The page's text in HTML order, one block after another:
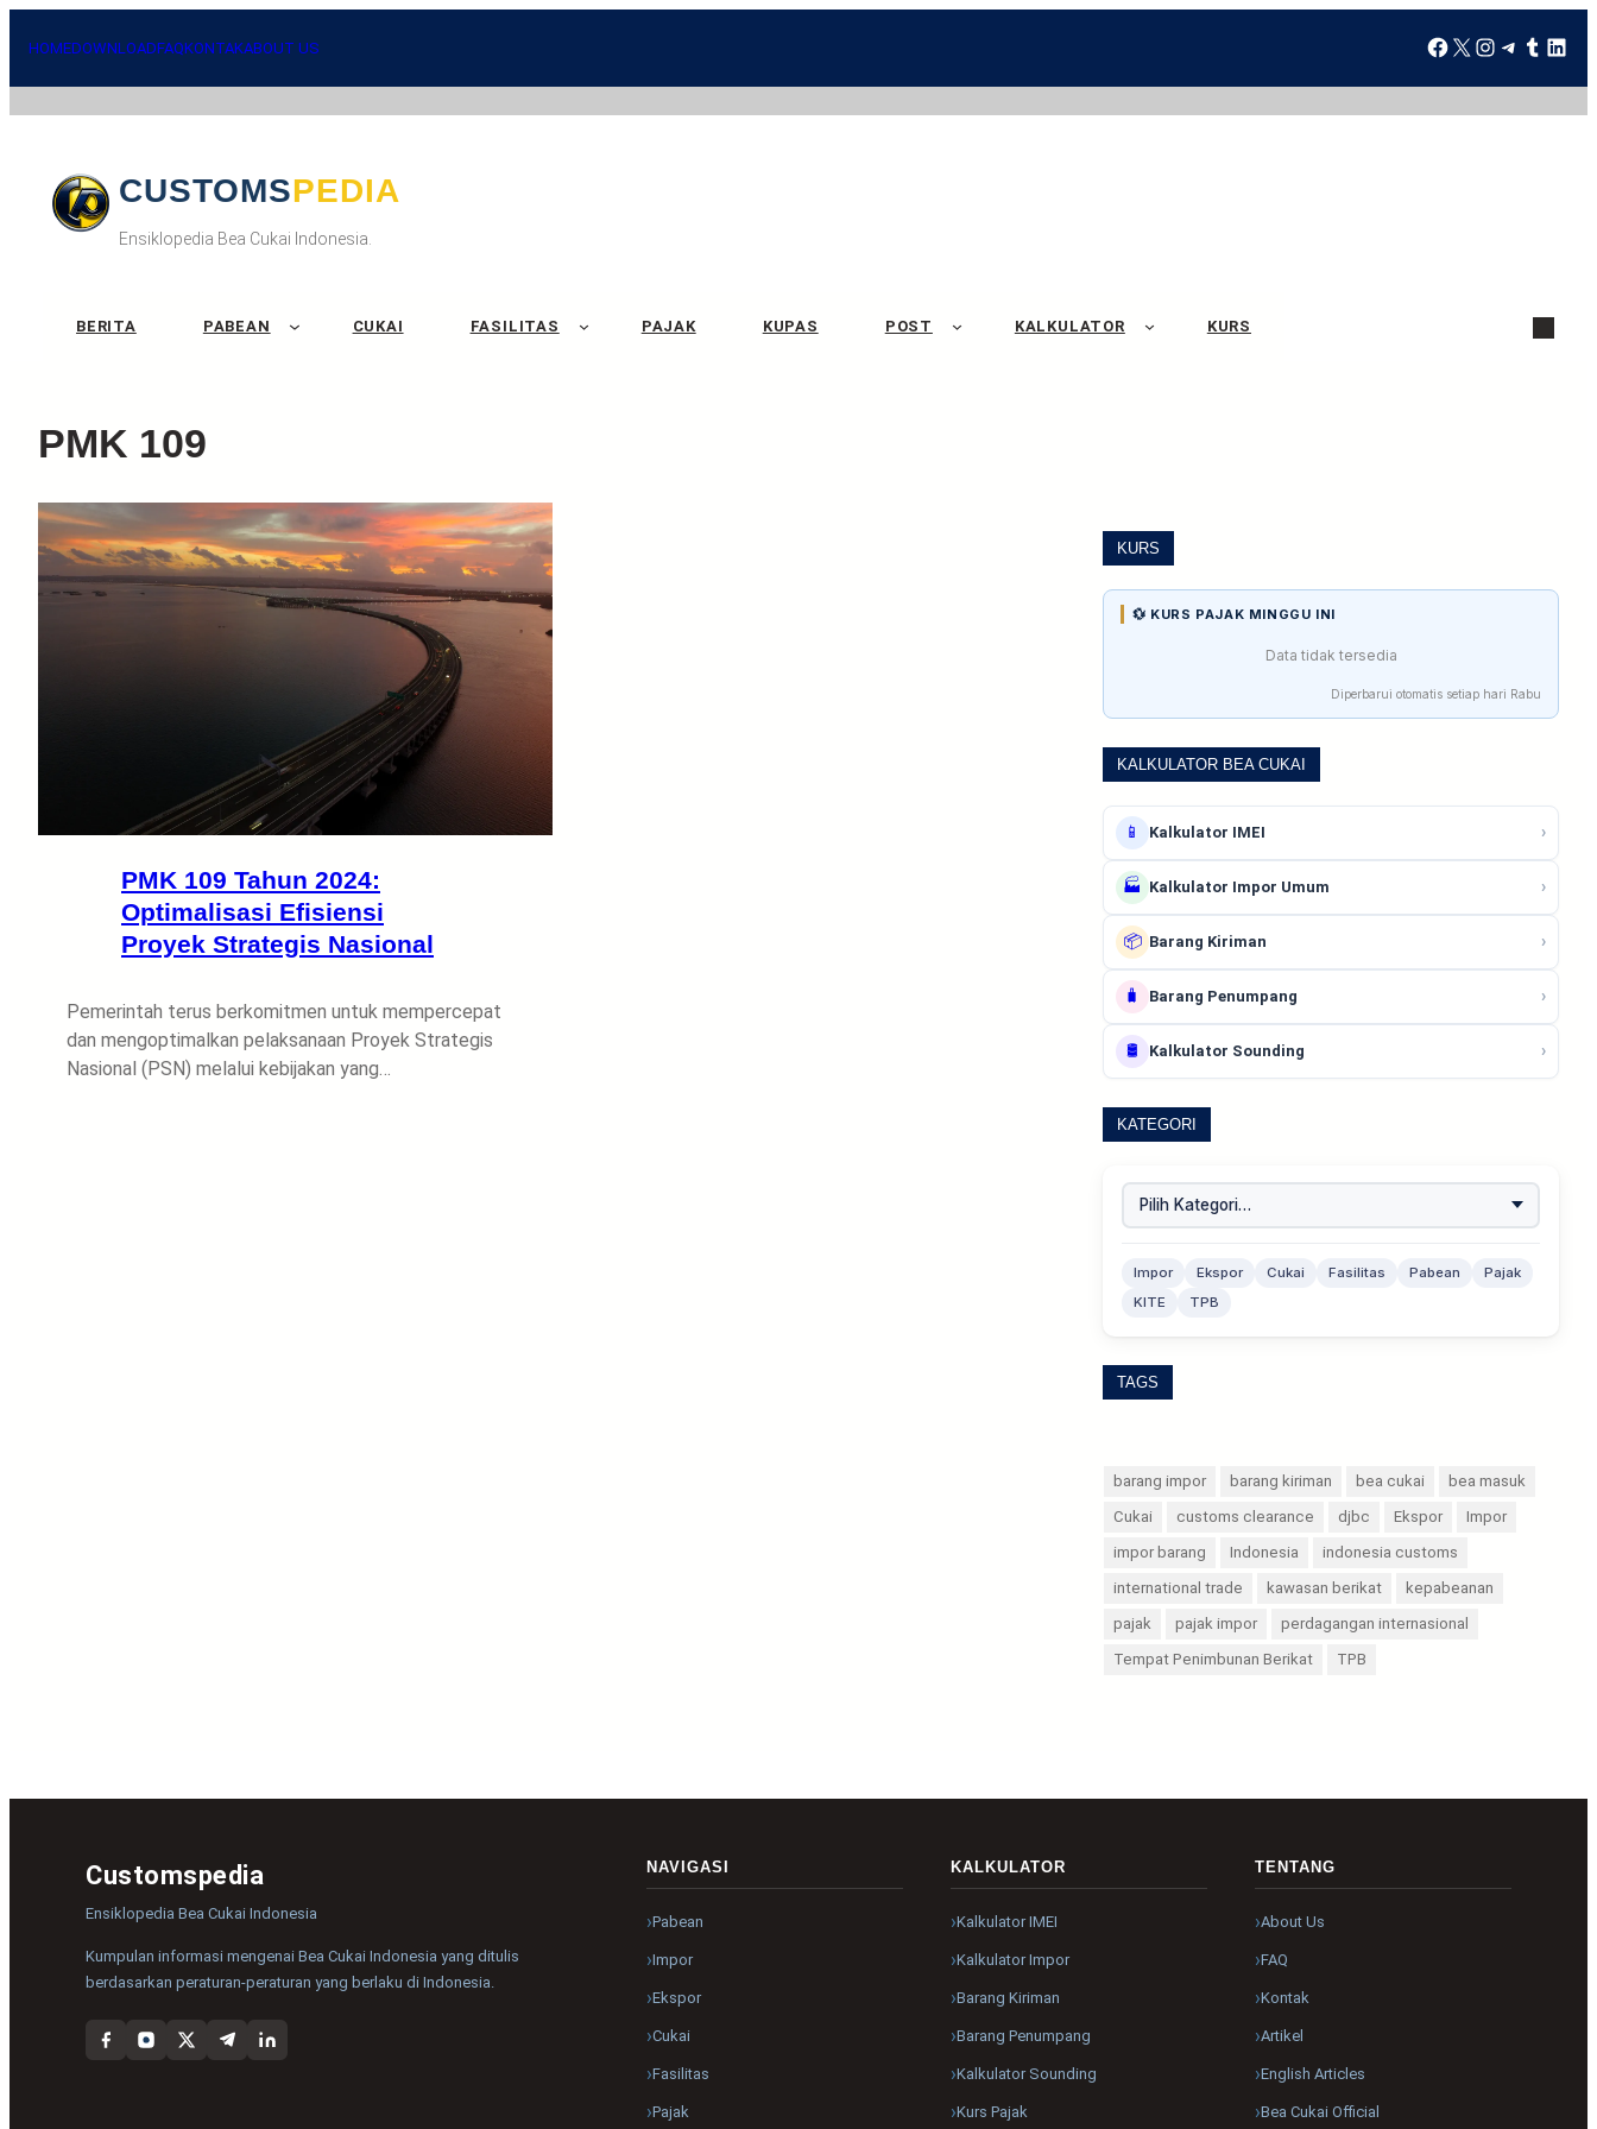
HOMEDOWNLOADFAQKONTAKABOUT US
CUSTOMSPEDIA
Ensiklopedia Bea Cukai Indonesia.
BERITA PABEAN CUKAI FASILITAS PAJAK KUPAS POST KALKULATOR KURS
PMK 109
PMK 109 Tahun 2024:
Optimalisasi Efisiensi
Proyek Strategis Nasional
Pemerintah terus berkomitmen untuk mempercepat
dan mengoptimalkan pelaksanaan Proyek Strategis
Nasional (PSN) melalui kebijakan yang…
KURS
💱 KURS PAJAK MINGGU INI
Data tidak tersedia
Diperbarui otomatis setiap hari Rabu
KALKULATOR BEA CUKAI
📱 Kalkulator IMEI ›
🏭 Kalkulator Impor Umum ›
📦 Barang Kiriman ›
🧳 Barang Penumpang ›
🛢️ Kalkulator Sounding ›
KATEGORI
Impor Ekspor Cukai Fasilitas Pabean
Pajak
KITE
TPB
TAGS
barang impor barang kiriman bea cukai
bea masuk
Cukai
customs clearance djbc Ekspor
Impor
impor barang
Indonesia
indonesia customs
international trade
kawasan berikat
kepabeanan
pajak
pajak impor
perdagangan internasional
Tempat Penimbunan Berikat
TPB
Customspedia
Ensiklopedia Bea Cukai Indonesia
Kumpulan informasi mengenai Bea Cukai Indonesia yang ditulis
berdasarkan peraturan-peraturan yang berlaku di Indonesia.
NAVIGASI
Pabean
Impor
Ekspor
Cukai
Fasilitas
Pajak
KALKULATOR
Kalkulator IMEI
Kalkulator Impor
Barang Kiriman
Barang Penumpang
Kalkulator Sounding
Kurs Pajak
TENTANG
About Us
FAQ
Kontak
Artikel
English Articles
Bea Cukai Official